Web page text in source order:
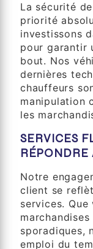
La sécurité
priorité
investissons
pour garantir
bout. Nos
dernières
chauffeurs
manipulation
les
SERVICES
RÉPONDRE
Notre
client se
services.
sporadiques,
emploi du